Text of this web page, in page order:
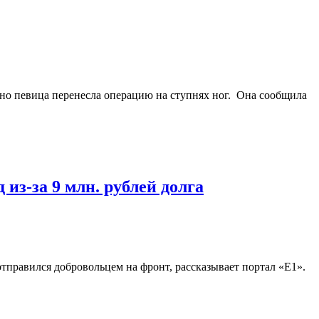
певица перенесла операцию на ступнях ног. Она сообщила
за 9 млн. рублей долга
добровольцем на фронт, рассказывает портал «Е1».